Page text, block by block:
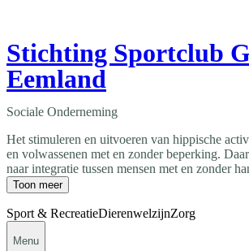
Stichting Sportclub
Eemland
Sociale Onderneming
Het stimuleren en uitvoeren van hippische
en volwassenen met en zonder beperking.
naar integratie tussen mensen met en zonder
Toon meer
Sport & RecreatieDierenwelzijnZorg
Menu